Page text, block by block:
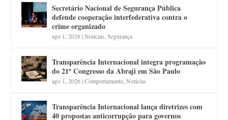
Secretário Nacional de Segurança Pública
defende cooperação interfederativa contra o
crime organizado
ago 1, 2026|Notícias ,Segurança
Transparência Internacional integra programação
do 21º Congresso da Abraji em São Paulo
ago 1, 2026|Comportamento ,Notícias
Transparência Internacional lança diretrizes com
40 propostas anticorrupção para governos